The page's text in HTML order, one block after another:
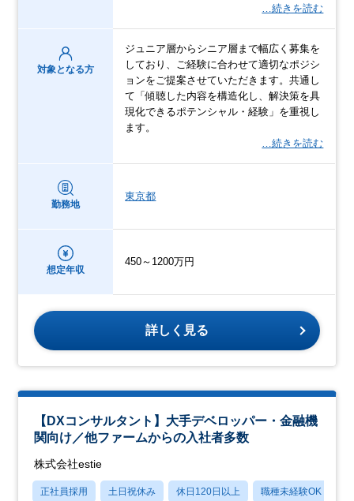
…続きを読む
対象となる方
ジュニア層からシニア層まで幅広く募集を
しており、ご経験に合わせて適切なポジシ
ョンをご提案させていただきます。共通し
て「傾聴した内容を構造化し、解決策を具
現化できるポテンシャル・経験」を重視し
ます。
…続きを読む
勤務地
東京都
想定年収
450～1200万円
詳しく見る
【DXコンサルタント】大手デベロッパー・金融機
関向け／他ファームからの入社者多数
株式会社estie
正社員採用 土日祝休み 休日120日以上 職種未経験OK